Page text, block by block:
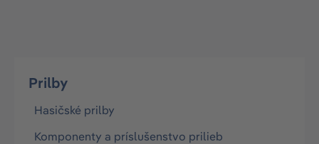
Prilby
Hasičské prilby
Komponenty a príslušenstvo prilieb